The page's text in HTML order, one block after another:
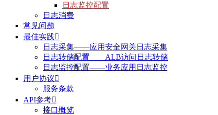
日志监控配置
日志消费
常见问题
最佳实践
日志采集——应用安全网关日志采集
日志转储配置——ALB访问日志转储
日志监控配置——业务应用日志监控
用户协议
服务条款
API参考
接口概览